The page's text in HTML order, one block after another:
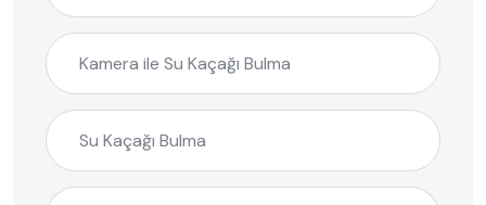
Kamera ile Su Kaçağı Bulma
Su Kaçağı Bulma